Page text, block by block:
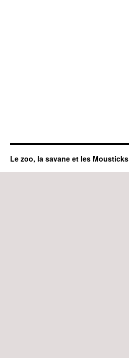
Le zoo, la savane et les Mousticks